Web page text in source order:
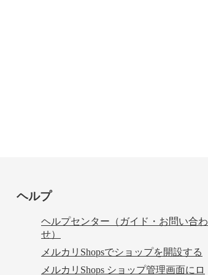
ヘルプ
ヘルプセンター（ガイド・お問い合わ
せ）
メルカリShopsでショップを開設する
メルカリShops ショップ管理画面にロ